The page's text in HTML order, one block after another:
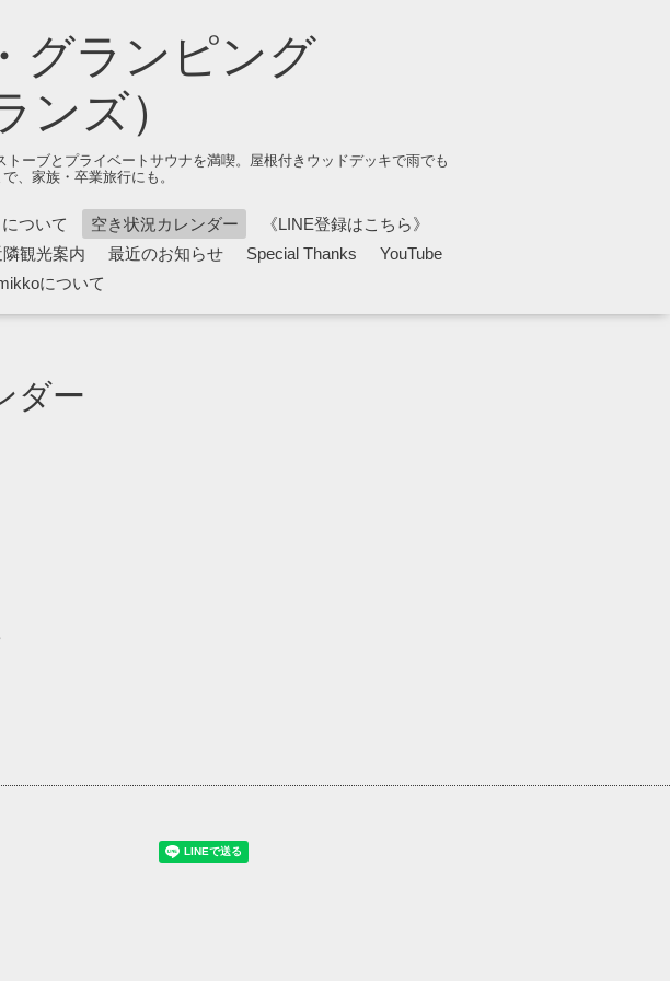
グランピング
ンズ）
ーブとプライベートサウナを満喫。屋根付きウッドデッキで雨でも
、家族・卒業旅行にも。
ついて 空き状況カレンダー
《LINE登録はこちら》
隣観光案内 最近のお知らせ Special Thanks
YouTube
について
ダー